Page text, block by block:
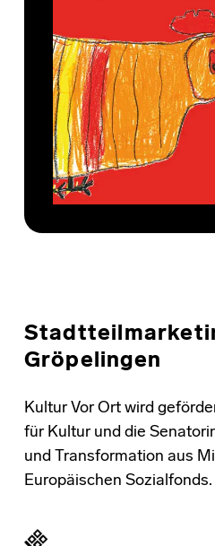
Gröpelingen
Kultur Vor Ort wird
für Kultur und die
und Transformation aus
Europäischen Sozialfonds.